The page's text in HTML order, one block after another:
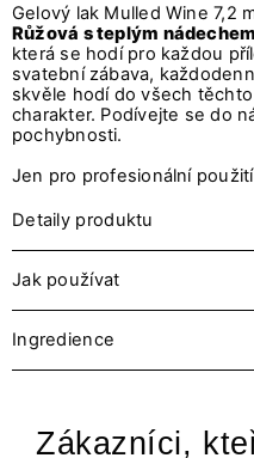
Gelový lak Mulled Wine 7,2
Růžová s teplým nádechem
která se hodí pro každou
svatební zábava,
skvěle hodí do všech
charakter. Podívejte se do
pochybnosti.
Jen pro profesionální použití
Detaily produktu
Jak používat
Ingredience
Zákazníci,